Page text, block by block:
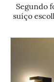
Segundo
suíço